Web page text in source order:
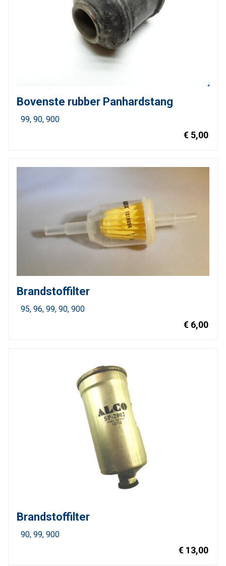
Bovenste rubber Panhardstang
99 90 900
€ 5,00
Brandstoffilter
95 96 99 90 900
€ 6,00
Brandstoffilter
90 99 900
€ 13,00